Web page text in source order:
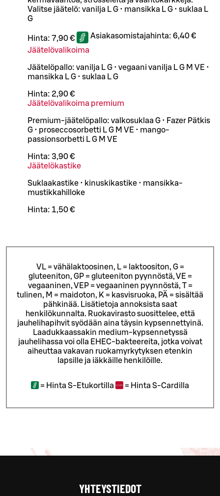
Valitse jäätelö: vanilja L G • mansikka L G • suklaa L
G
Hinta: 7,90 € Asiakasomistajahinta: 6,40 €
Jäätelövalikoima
Jäätelöpallo: vanilja L G • vegaani vanilja L G M VE •
mansikka L G • suklaa L G
Hinta: 2,90 €
Jäätelövalikoima premium
Premium-jäätelöpallo: valkosuklaa G • Fazer Pätkis
G • proseccosorbetti L G M VE • mango-
passionsorbetti L G M VE
Hinta: 3,90 €
Jäätelökastike
Suklaakastike • kinuskikastike • mansikka-
mustikkahilloke
Hinta: 1,50 €
VL = vähälaktoosinen, L = laktoositon, G =
gluteeniton, GP = gluteeniton pyynnöstä, VE =
vegaaninen, VEP = vegaaninen pyynnöstä, T =
tulinen, M = maidoton, K = kasvisruoka, PÄ = sisältää
pähkinää. Lisätietoja annoksista saat
henkilökunnalta. Ruokavirasto suosittelee, että
jauhelihapihvit syödään aina täysin kypsennettyinä.
Laadukkaassakin medium-kypsennetyssä
jauhelihassa voi olla EHEC-bakteereita, jotka voivat
aiheuttaa vakavan ruokamyrkytyksen etenkin
lapsille ja iäkkäille henkilöille.
= Hinta S-Etukortilla = Hinta S-Cardilla
YHTEYSTIEDOT